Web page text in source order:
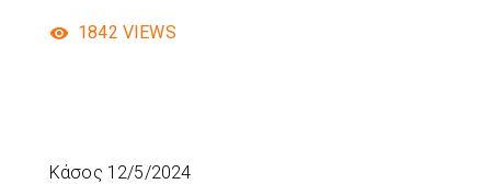
1842 VIEWS
Κάσος 12/5/2024